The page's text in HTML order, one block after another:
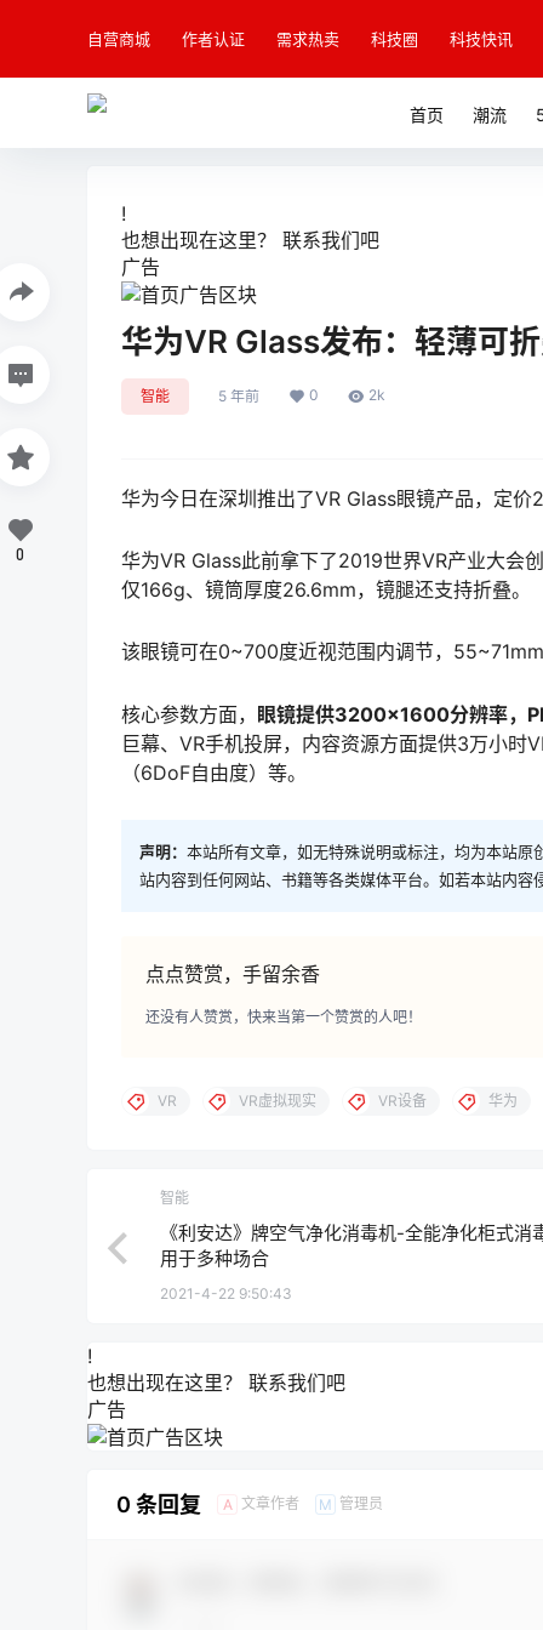
自营商城 作者认证 需求热卖 科技圈 科技快讯
首页 潮流
!
也想出现在这里？ 联系我们吧
广告
华为VR Glass发布：轻薄可
智能 5 年前 0 2k
华为今日在深圳推出了VR Glass眼镜产品，定
华为VR Glass此前拿下了2019世界VR产业大会
仅166g、镜筒厚度26.6mm，镜腿还支持折叠。
该眼镜可在0~700度近视范围内调节，
核心参数方面， 眼镜提供3200×1600分辨率，
巨幕、VR手机投屏，内容资源方面提供3万小时
（6DoF自由度）等。
声明： 本站所有文章，如无特殊说明或标注，均为本站
站内容到任何网站、书籍等各类媒体平台。如若本站内
点点赞赏，手留余香
还没有人赞赏，快来当第一个赞赏的人吧！
0
VR VR虚拟现实 VR设备 华为
智能
《利安达》牌空气净化消毒机-全能净化柜式消
用于多种场合
2021-4-22 9:50:43
!
也想出现在这里？ 联系我们吧
广告
0 条回复 A 文章作者 M 管理员